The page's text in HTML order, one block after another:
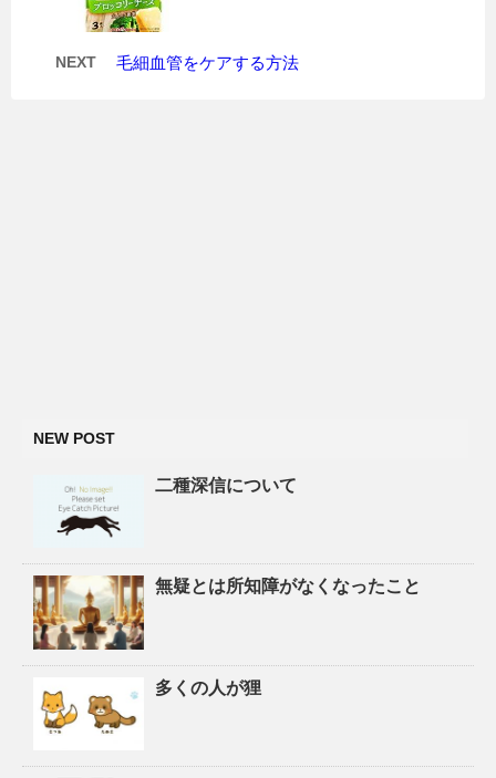
NEXT 毛細血管をケアする方法
NEW POST
二種深信について
無疑とは所知障がなくなったこと
多くの人が狸